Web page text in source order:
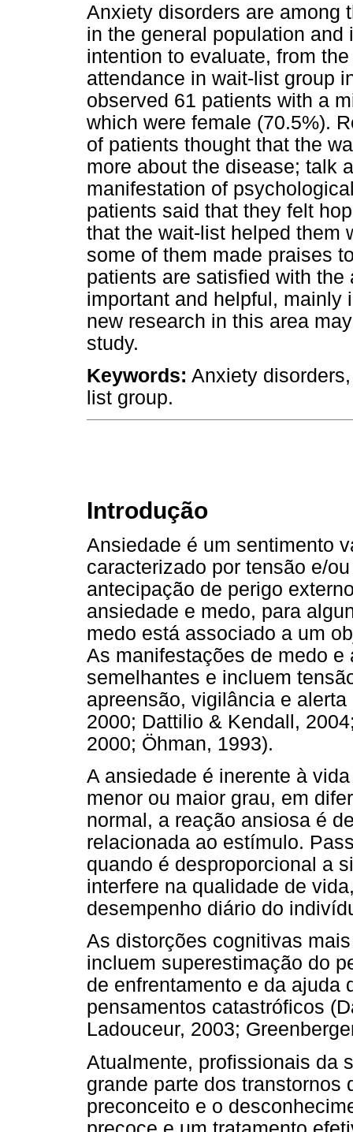
Anxiety disorders are among
in the general population
intention to evaluate, from
attendance in wait-list group
observed 61 patients with a
which were female (70.5%).
of patients thought that the
more about the disease; talk
manifestation of
patients said that they felt
that the wait-list helped them
some of them made praises
patients are satisfied with
important and helpful, mainly
new research in this area
study.
Keywords: Anxiety
list group.
Introdução
Ansiedade é um sentimento
caracterizado por tensão e/
antecipação de perigo
ansiedade e medo, para
medo está associado a um
As manifestações de medo
semelhantes e incluem
apreensão, vigilância e
2000; Dattilio & Kendall,
2000; Öhman, 1993).
A ansiedade é inerente à
menor ou maior grau, em
normal, a reação ansiosa é
relacionada ao estímulo.
quando é desproporcional a
interfere na qualidade de
desempenho diário do
As distorções cognitivas
incluem superestimação do
de enfrentamento e da ajuda
pensamentos catastróficos
Ladouceur, 2003;
Atualmente, profissionais da
grande parte dos transtornos
preconceito e o